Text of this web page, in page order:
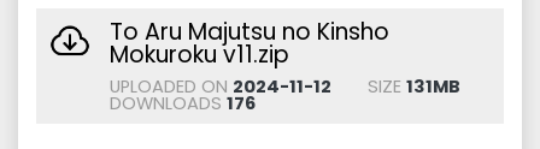
To Aru Majutsu no Kinsho
Mokuroku v11.zip
UPLOADED ON 2024-11-12 SIZE 131MB
DOWNLOADS 176